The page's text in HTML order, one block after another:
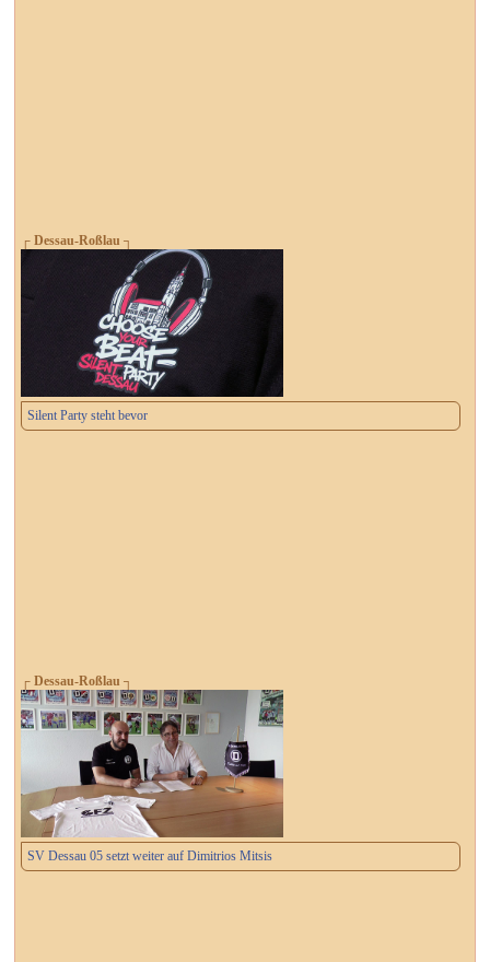
┌ Dessau-Roßlau ┐
Silent Party steht bevor
┌ Dessau-Roßlau ┐
SV Dessau 05 setzt weiter auf Dimitrios Mitsis